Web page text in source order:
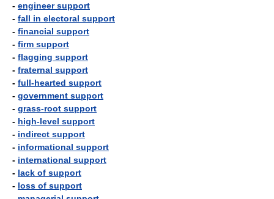
- engineer support
- fall in electoral support
- financial support
- firm support
- flagging support
- fraternal support
- full-hearted support
- government support
- grass-root support
- high-level support
- indirect support
- informational support
- international support
- lack of support
- loss of support